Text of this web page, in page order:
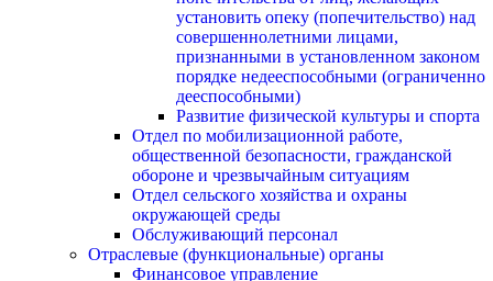
установить опеку (попечительство) над
совершеннолетними лицами,
признанными в установленном законом
порядке недееспособными (ограниченно
дееспособными)
Развитие физической культуры и спорта
Отдел по мобилизационной работе,
общественной безопасности, гражданской
оборонe и чрезвычайным ситуациям
Отдел сельского хозяйства и охраны
окружающей среды
Обслуживающий персонал
Отраслевые (функциональные) органы
Финансовое управление